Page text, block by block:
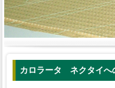
カロラータ ネクタイへ